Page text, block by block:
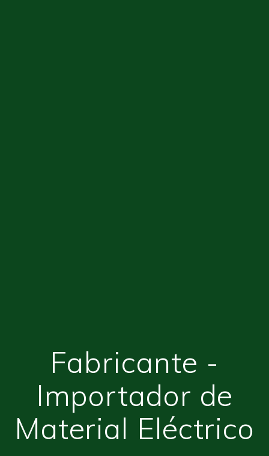
Fabricante -
Importador de
Material Eléctrico